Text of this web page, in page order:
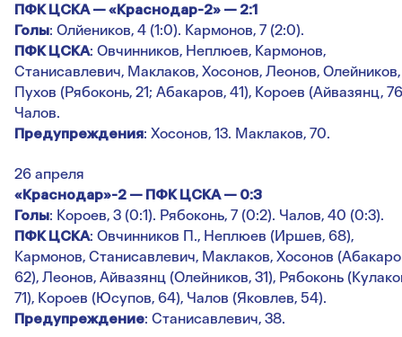
ПФК ЦСКА — «Краснодар-2» — 2:1
Голы: Олйеников, 4 (1:0). Кармонов, 7 (2:0).
ПФК ЦСКА: Овчинников, Неплюев, Кармонов,
Станисавлевич, Маклаков, Хосонов, Леонов, Олейников,
Пухов (Рябоконь, 21; Абакаров, 41), Короев (Айвазянц,
Чалов.
Предупреждения: Хосонов, 13. Маклаков, 70.
26 апреля
«Краснодар»-2 — ПФК ЦСКА — 0:3
Голы: Короев, 3 (0:1). Рябоконь, 7 (0:2). Чалов, 40 (0:3).
ПФК ЦСКА: Овчинников П., Неплюев (Иршев, 68),
Кармонов, Станисавлевич, Маклаков, Хосонов
62), Леонов, Айвазянц (Олейников, 31), Рябоконь
71), Короев (Юсупов, 64), Чалов (Яковлев, 54).
Предупреждение: Станисавлевич, 38.